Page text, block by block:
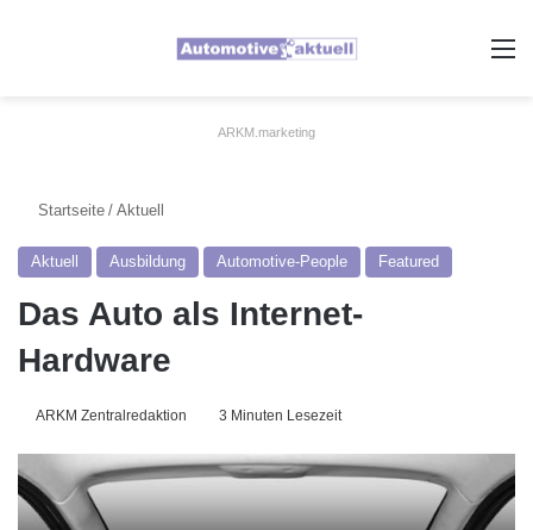
ARKM.marketing
Startseite / Aktuell
Aktuell Ausbildung Automotive-People Featured
Das Auto als Internet-
Hardware
ARKM Zentralredaktion 3 Minuten Lesezeit